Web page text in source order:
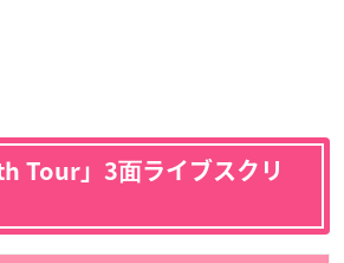
Tour」3⾯ライブスクリ